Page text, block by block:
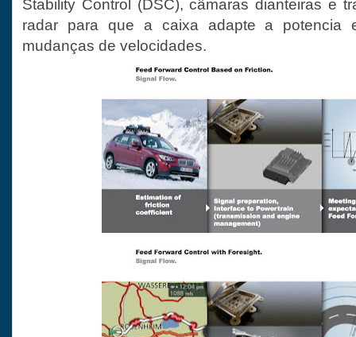
Stability Control (DSC), câmaras dianteiras e
radar para que a caixa adapte a potencia
mudanças de velocidades.